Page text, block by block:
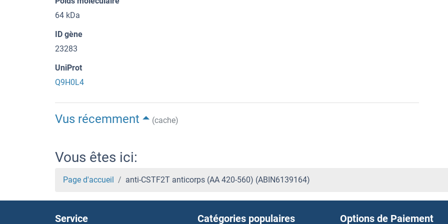
64 kDa
ID gène
23283
UniProt
Q9H0L4
Vus récemment (cache)
Vous êtes ici:
Page d'accueil anti-CSTF2T anticorps (AA 420-560) (ABIN6139164)
Service Catégories populaires Options de Paiement